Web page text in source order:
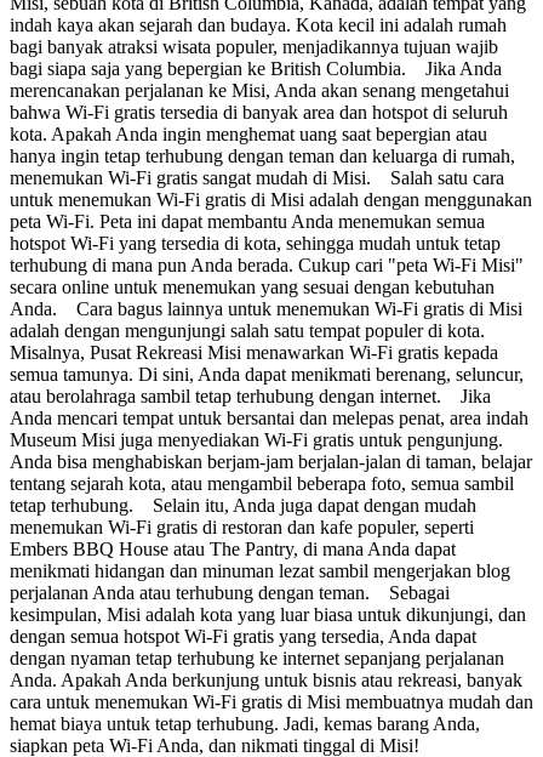
indah kaya akan sejarah dan budaya. Kota kecil ini adalah rumah
bagi banyak atraksi wisata populer, menjadikannya tujuan wajib
bagi siapa saja yang bepergian ke British Columbia. Jika Anda
merencanakan perjalanan ke Misi, Anda akan senang mengetahui
bahwa Wi-Fi gratis tersedia di banyak area dan hotspot di seluruh
kota. Apakah Anda ingin menghemat uang saat bepergian atau
hanya ingin tetap terhubung dengan teman dan keluarga di rumah,
menemukan Wi-Fi gratis sangat mudah di Misi. Salah satu cara
untuk menemukan Wi-Fi gratis di Misi adalah dengan menggunakan
peta Wi-Fi. Peta ini dapat membantu Anda menemukan semua
hotspot Wi-Fi yang tersedia di kota, sehingga mudah untuk tetap
terhubung di mana pun Anda berada. Cukup cari "peta Wi-Fi Misi"
secara online untuk menemukan yang sesuai dengan kebutuhan
Anda. Cara bagus lainnya untuk menemukan Wi-Fi gratis di Misi
adalah dengan mengunjungi salah satu tempat populer di kota.
Misalnya, Pusat Rekreasi Misi menawarkan Wi-Fi gratis kepada
semua tamunya. Di sini, Anda dapat menikmati berenang, seluncur,
atau berolahraga sambil tetap terhubung dengan internet. Jika
Anda mencari tempat untuk bersantai dan melepas penat, area indah
Museum Misi juga menyediakan Wi-Fi gratis untuk pengunjung.
Anda bisa menghabiskan berjam-jam berjalan-jalan di taman, belajar
tentang sejarah kota, atau mengambil beberapa foto, semua sambil
tetap terhubung. Selain itu, Anda juga dapat dengan mudah
menemukan Wi-Fi gratis di restoran dan kafe populer, seperti
Embers BBQ House atau The Pantry, di mana Anda dapat
menikmati hidangan dan minuman lezat sambil mengerjakan blog
perjalanan Anda atau terhubung dengan teman. Sebagai
kesimpulan, Misi adalah kota yang luar biasa untuk dikunjungi, dan
dengan semua hotspot Wi-Fi gratis yang tersedia, Anda dapat
dengan nyaman tetap terhubung ke internet sepanjang perjalanan
Anda. Apakah Anda berkunjung untuk bisnis atau rekreasi, banyak
cara untuk menemukan Wi-Fi gratis di Misi membuatnya mudah dan
hemat biaya untuk tetap terhubung. Jadi, kemas barang Anda,
siapkan peta Wi-Fi Anda, dan nikmati tinggal di Misi!